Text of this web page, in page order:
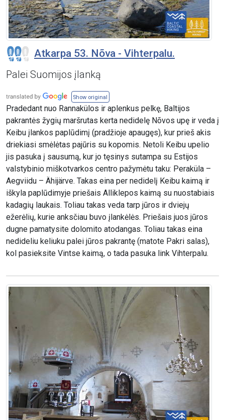
Atkarpa 53. Nõva - Vihterpalu.
Palei Suomijos įlanką
Show original
Pradedant nuo Rannakülos ir aplenkus pelkę, Baltijos
pakrantės žygių maršrutas kerta nedidelę Nõvos upę ir veda į
Keibu įlankos paplūdimį (pradžioje apaugęs), kur prieš akis
driekiasi smėlėtas pajūris su kopomis. Netoli Keibu upelio
jis pasuka į sausumą, kur jo tęsinys sutampa su Estijos
valstybinio miškotvarkos centro pažymėtu taku: Peraküla –
Aegviidu – Ähijärve. Takas eina per nedidelį Keibu kaimą ir
iškyla paplūdimyje priešais Alliklepos kaimą su nuostabiais
kadagių laukais. Toliau takas veda tarp jūros ir dviejų
ežerėlių, kurie anksčiau buvo įlankėlės. Priešais juos jūros
dugne pamatysite dolomito atodangas. Toliau takas eina
nedideliu keliuku palei jūros pakrantę (matote Pakri salas),
kol pasieksite Vintse kaimą, o tada pasuka link Vihterpalu.